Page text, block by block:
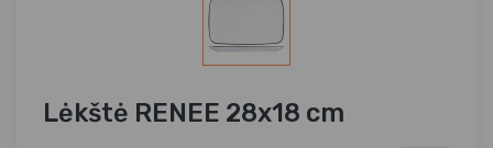
Lėkštė RENEE 28x18 cm